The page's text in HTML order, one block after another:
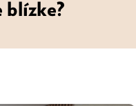
blízke?